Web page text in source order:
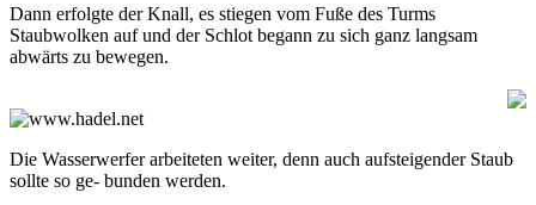
Dann erfolgte der Knall, es stiegen vom Fuße des Turms
Staubwolken auf und der Schlot begann zu sich ganz langsam
abwärts zu bewegen.
Die Wasserwerfer arbeiteten weiter, denn auch aufsteigender Staub
sollte so ge- bunden werden.